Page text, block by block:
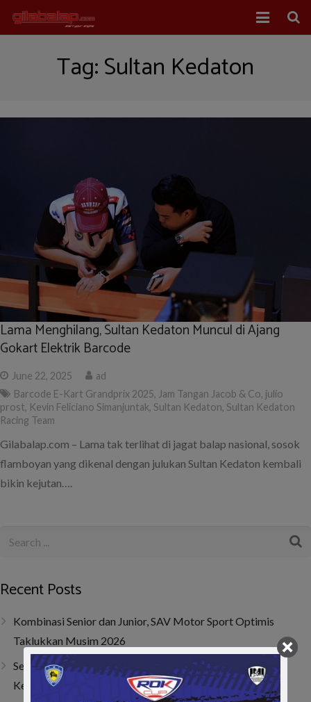
Balap Motor
Tag:Sultan Kedaton
Lama Menghilang, Sultan Kedaton Muncul di Ajang
Gokart Elektrik Barcode
June 22, 2025
ad
Barcode E-Kart Grandprix 2025, Jam Tangan Jacob & Co, julio
prost, Kevin Feliciano Simanjuntak, Sultan Kedaton, Sultan Kedaton
Racing Team
Gilabalap.com – Lama tak terlihat di jagat balap nasional, sosok
flamboyan yang dikenal dengan julukan Sultan Kedaton kembali
bikin kejutan….
Recent Posts
Kombinasi Senior dan Junior, SAV Motor Sport Optimis
Taklukkan Musim 2026
Sempat Tembus Tiga Besar, Kendala Engine Bikin Gio
Kehilangan Momentum di Lenka Junior Cup Prix 2026